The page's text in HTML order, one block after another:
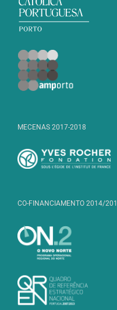
MECENAS 2017-2018
CO-FINANCIAMENTO 2014/